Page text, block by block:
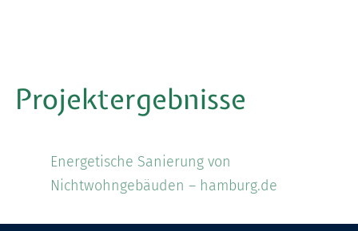
Projektergebnisse
Energetische Sanierung von
Nichtwohngebäuden – hamburg.de